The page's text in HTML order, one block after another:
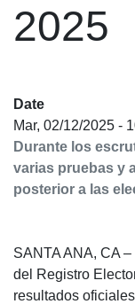
2025
Date
Mar, 02/12/2025 -
Durante los
varias pruebas y
posterior a las
SANTA ANA, CA
del Registro
resultados